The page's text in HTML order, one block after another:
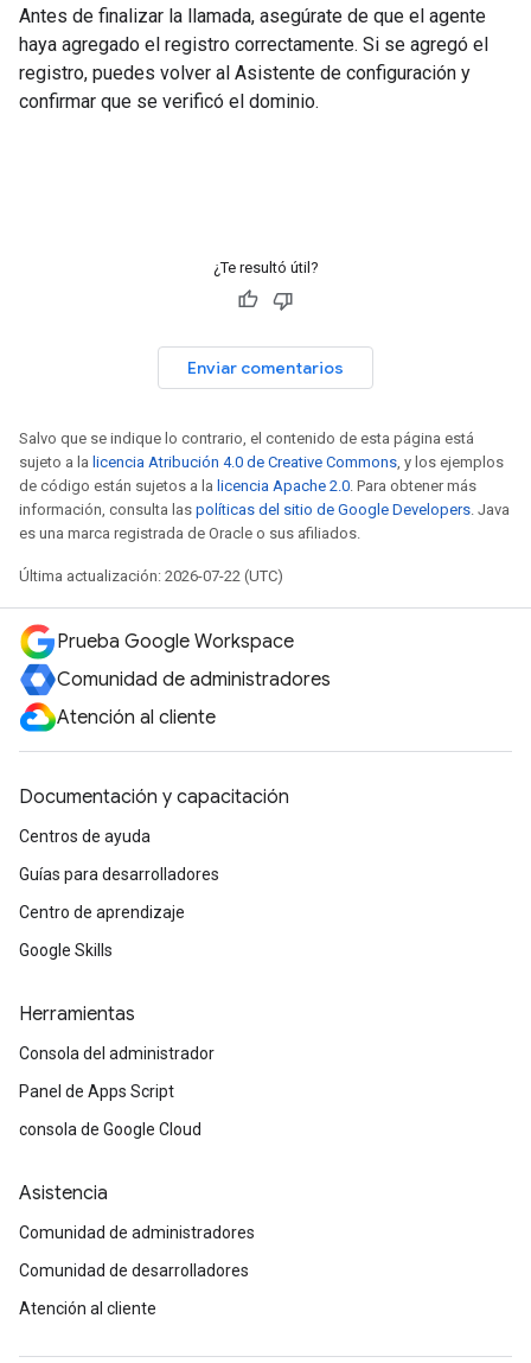
Antes de finalizar la llamada, asegúrate de que el agente
haya agregado el registro correctamente. Si se agregó el
registro, puedes volver al Asistente de configuración y
confirmar que se verificó el dominio.
¿Te resultó útil?
Enviar comentarios
Salvo que se indique lo contrario, el contenido de esta página está
sujeto a la licencia Atribución 4.0 de Creative Commons , y los ejemplos
de código están sujetos a la licencia Apache 2.0 . Para obtener más
información, consulta las políticas del sitio de Google Developers . Java
es una marca registrada de Oracle o sus afiliados.
Última actualización: 2026-07-22 (UTC)
Prueba Google Workspace
Comunidad de administradores
Atención al cliente
Documentación y capacitación
Centros de ayuda
Guías para desarrolladores
Centro de aprendizaje
Google Skills
Herramientas
Consola del administrador
Panel de Apps Script
consola de Google Cloud
Asistencia
Comunidad de administradores
Comunidad de desarrolladores
Atención al cliente